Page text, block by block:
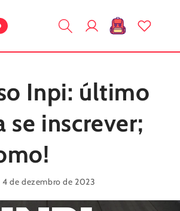
login
Carrinho
Inpi: último
se inscrever;
4 de dezembro de 2023